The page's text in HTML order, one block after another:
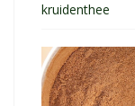
kruidenthee